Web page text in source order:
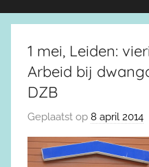
1 mei, Leiden:
Arbeid bij
DZB
Geplaatst op 8 april 2014